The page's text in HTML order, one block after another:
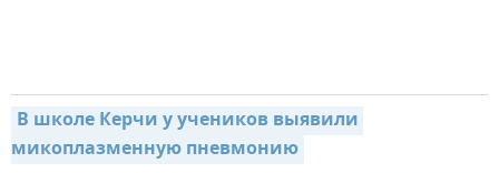
В школе Керчи у учеников выявили
микоплазменную пневмонию